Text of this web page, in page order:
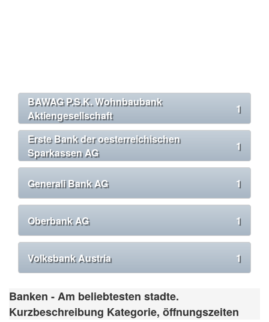
BAWAG P.S.K. Wohnbaubank
Aktiengesellschaft
1
Erste Bank der oesterreichischen
Sparkassen AG
1
Generali Bank AG 1
Oberbank AG 1
Volksbank Austria 1
Banken - Am beliebtesten stadte.
Kurzbeschreibung Kategorie, öffnungszeiten